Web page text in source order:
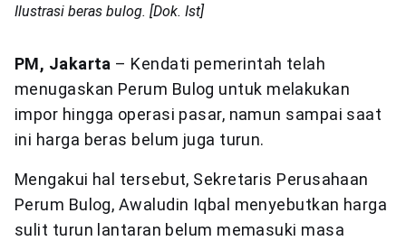
Ilustrasi beras bulog. [Dok. Ist]
PM, Jakarta – Kendati pemerintah telah
menugaskan Perum Bulog untuk melakukan
impor hingga operasi pasar, namun sampai saat
ini harga beras belum juga turun.
Mengakui hal tersebut, Sekretaris Perusahaan
Perum Bulog, Awaludin Iqbal menyebutkan harga
sulit turun lantaran belum memasuki masa